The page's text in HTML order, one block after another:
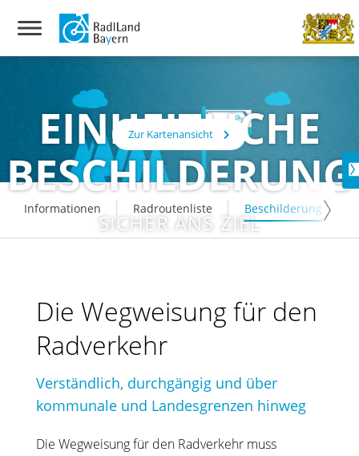
EINHEITLICHE
BESCHILDERUNG
SICHER ANS ZIEL
Zur Kartenansicht
Informationen Radroutenliste Beschilderung
Die Wegweisung für den
Radverkehr
Verständlich, durchgängig und über
kommunale und Landesgrenzen hinweg
Die Wegweisung für den Radverkehr muss